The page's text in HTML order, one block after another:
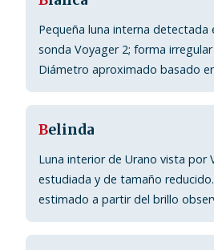
Pequeña luna interna detectada
sonda Voyager 2; forma
Diámetro aproximado basado
Belinda
Luna interior de Urano vista por
estudiada y de tamaño
estimado a partir del brillo